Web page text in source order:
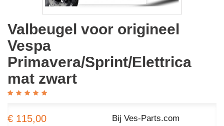
Valbeugel voor origineel
Vespa
Primavera/Sprint/Elettrica
mat zwart
€ 115,00 Bij Ves-Parts.com